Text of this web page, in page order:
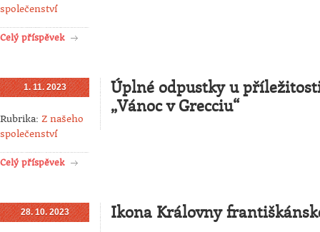
společenství
Celý příspěvek
1. 11. 2023
Rubrika: Z našeho
společenství
Celý příspěvek
Úplné odpustky u
„Vánoc v Grecciu“
28. 10. 2023 Ikona Královny